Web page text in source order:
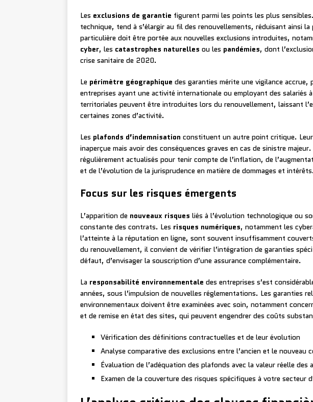
Les exclusions de garantie figurent parmi les points les plus
technique, tend à s’élargir au fil des renouvellements, réduisant ainsi
particulière doit être portée aux nouvelles exclusions introduites,
cyber, les catastrophes naturelles ou les pandémies, dont
crise sanitaire de 2020.
Le périmètre géographique des garanties mérite une vigilance accrue,
entreprises ayant une activité internationale ou employant des salariés
territoriales peuvent être introduites lors du renouvellement, laissant
certaines zones d’activité.
Les plafonds d’indemnisation constituent un autre point critique.
inaperçue mais avoir des conséquences graves en cas de sinistre
régulièrement actualisés pour tenir compte de l’inflation, de
et de l’évolution de la jurisprudence en matière de dommages et
Focus sur les risques émergents
L’apparition de nouveaux risques liés à l’évolution technologique ou
constante des contrats. Les risques numériques, notamment les
l’atteinte à la réputation en ligne, sont souvent insuffisamment
du renouvellement, il convient de vérifier l’intégration de garanties
défaut, d’envisager la souscription d’une assurance complémentaire.
La responsabilité environnementale des entreprises s’est
années, sous l’impulsion de nouvelles réglementations. Les garanties
environnementaux doivent être examinées avec soin, notamment
et de remise en état des sites, qui peuvent engendrer des coûts
Vérification des définitions contractuelles et de leur évolution
Analyse comparative des exclusions entre l’ancien et le nouveau
Évaluation de l’adéquation des plafonds avec la valeur réelle des
Examen de la couverture des risques spécifiques à votre secteur